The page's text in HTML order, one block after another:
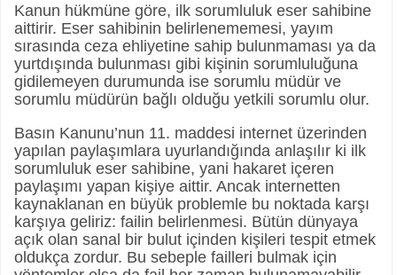
Kanun hükmüne göre, ilk sorumluluk eser sahibine
aittirir. Eser sahibinin belirlenememesi, yayım
sırasında ceza ehliyetine sahip bulunmaması ya da
yurtdışında bulunması gibi kişinin sorumluluğuna
gidilemeyen durumunda ise sorumlu müdür ve
sorumlu müdürün bağlı olduğu yetkili sorumlu olur.
Basın Kanunu’nun 11. maddesi internet üzerinden
yapılan paylaşımlara uyurlandığında anlaşılır ki ilk
sorumluluk eser sahibine, yani hakaret içeren
paylaşımı yapan kişiye aittir. Ancak internetten
kaynaklanan en büyük problemle bu noktada karşı
karşıya geliriz: failin belirlenmesi. Bütün dünyaya
açık olan sanal bir bulut içinden kişileri tespit etmek
oldukça zordur. Bu sebeple failleri bulmak için